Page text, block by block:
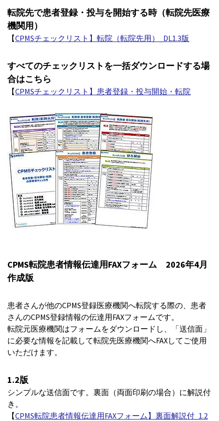
転院先で患者登録・投与を開始する時（転院先医療
機関用）
【CPMSチェックリスト】転院（転院先用）_DL1.3版
すべてのチェックリストを一括ダウンロードする場
合はこちら
【CPMSチェックリスト】患者登録・投与開始・転院
CPMS転院患者情報伝達用FAXフォーム 2026年4月
作成版
患者さんが他のCPMS登録医療機関へ転院する際の、患者
さんのCPMS登録情報の伝達用FAXフォームです。
転院元医療機関はフォームをダウンロードし、「送信面」
に必要な情報を記載して転院先医療機関へFAXしてご使用
いただけます。
1.2版
シンプルな送信面です。裏面（両面印刷の場合）に解説付
き。
【CPMS転院患者情報伝達用FAXフォーム】裏面解説付_1.2